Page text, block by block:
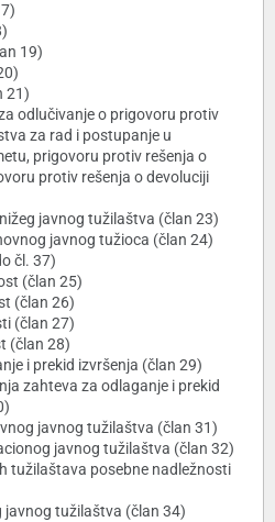
19)
21)
odlučivanje o prigovoru protiv
za rad i postupanje u
prigovoru protiv rešenja o
protiv rešenja o devoluciji
javnog tužilaštva (član 23)
javnog tužioca (član 24)
čl. 37)
(član 25)
(član 26)
(član 27)
(član 28)
i prekid izvršenja (član 29)
zahteva za odlaganje i prekid
javnog tužilaštva (član 31)
javnog tužilaštva (član 32)
tužilaštava posebne nadležnosti
javnog tužilaštva (član 34)